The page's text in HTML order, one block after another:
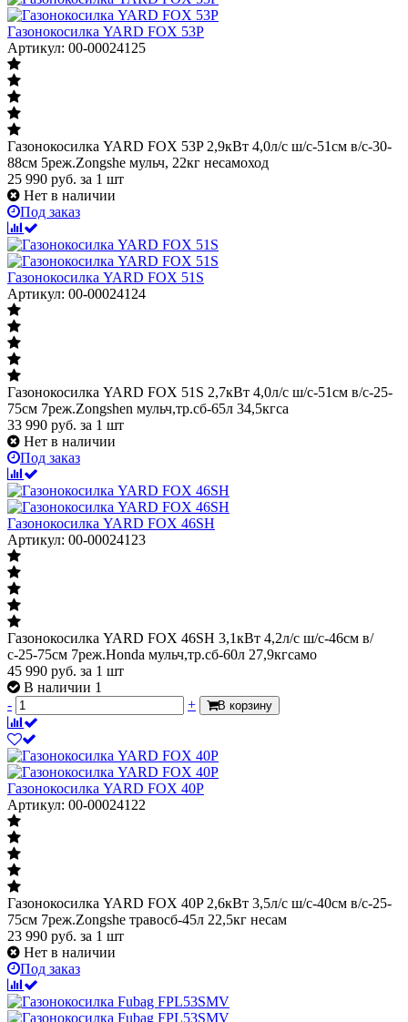
Газонокосилка YARD FOX 53P
Артикул: 00-00024125
Газонокосилка YARD FOX 53P 2,9кВт 4,0л/с ш/с-51cм в/с-30-
88см 5реж.Zongshe мульч, 22кг несамоход
25 990 руб. за 1 шт
Нет в наличии
Под заказ
Газонокосилка YARD FOX 51S
Артикул: 00-00024124
Газонокосилка YARD FOX 51S 2,7кВт 4,0л/с ш/с-51cм в/с-25-
75см 7реж.Zongshen мульч,тр.сб-65л 34,5кгса
33 990 руб. за 1 шт
Нет в наличии
Под заказ
Газонокосилка YARD FOX 46SH
Артикул: 00-00024123
Газонокосилка YARD FOX 46SH 3,1кВт 4,2л/с ш/с-46cм в/
с-25-75см 7реж.Honda мульч,тр.сб-60л 27,9кгсамо
45 990 руб. за 1 шт
В наличии 1
-
+ В корзину
Газонокосилка YARD FOX 40P
Артикул: 00-00024122
Газонокосилка YARD FOX 40P 2,6кВт 3,5л/с ш/с-40cм в/с-25-
75см 7реж.Zongshe травосб-45л 22,5кг несам
23 990 руб. за 1 шт
Нет в наличии
Под заказ